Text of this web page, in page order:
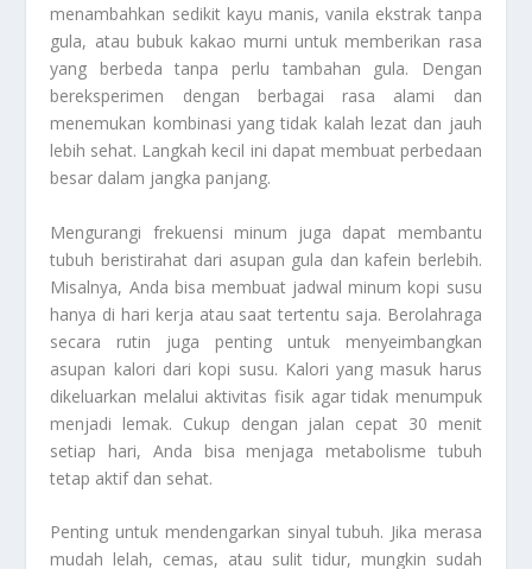
menambahkan sedikit kayu manis, vanila ekstrak tanpa
gula, atau bubuk kakao murni untuk memberikan rasa
yang berbeda tanpa perlu tambahan gula. Dengan
bereksperimen dengan berbagai rasa alami dan
menemukan kombinasi yang tidak kalah lezat dan jauh
lebih sehat. Langkah kecil ini dapat membuat perbedaan
besar dalam jangka panjang.
Mengurangi frekuensi minum juga dapat membantu
tubuh beristirahat dari asupan gula dan kafein berlebih.
Misalnya, Anda bisa membuat jadwal minum kopi susu
hanya di hari kerja atau saat tertentu saja. Berolahraga
secara rutin juga penting untuk menyeimbangkan
asupan kalori dari kopi susu. Kalori yang masuk harus
dikeluarkan melalui aktivitas fisik agar tidak menumpuk
menjadi lemak. Cukup dengan jalan cepat 30 menit
setiap hari, Anda bisa menjaga metabolisme tubuh
tetap aktif dan sehat.
Penting untuk mendengarkan sinyal tubuh. Jika merasa
mudah lelah, cemas, atau sulit tidur, mungkin sudah